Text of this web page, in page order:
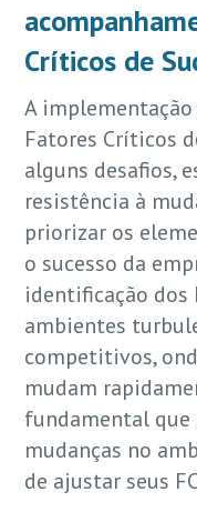
Críticos de
A
Fatores Críticos
alguns desafios,
resistência à
priorizar os
o sucesso da
identificação dos
ambientes
competitivos,
mudam
fundamental que
mudanças no
de ajustar seus